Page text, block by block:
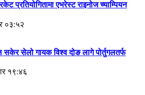
प्रतियोगितामा एभरेस्ट राइनोज च्याम्पियन
०३:५२
सेलो गायक विश्व दोङ लागे पोर्तुगलतर्फ
१९:४६